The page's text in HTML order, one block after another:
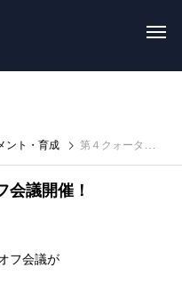
ント・育成 第４クォーターのキックオフ会議開催！
会議開催！
フ会議が